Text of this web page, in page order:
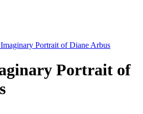
Portrait of Diane Arbus
Portrait of